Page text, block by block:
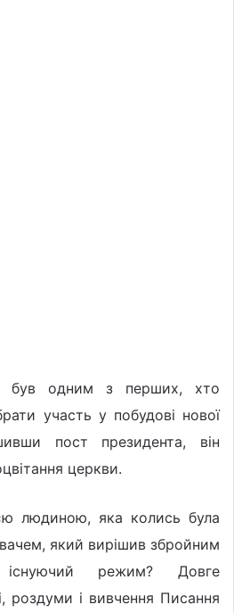
був одним з перших, хто
участь у побудові нової
пост президента, він
церкви.
людиною, яка колись була
який вирішив збройним
режим? Довге
роздуми і вивчення Писання